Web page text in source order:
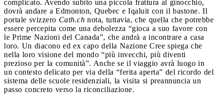
complicato. Avendo subìto una piccola frattura al ginocchio,
dovrà andare a Edmonton, Quebec e Iqaluit con il bastone. Il
portale svizzero Cath.ch nota, tuttavia, che quella che potrebbe
essere percepita come una debolezza “gioca a suo favore con
le Prime Nazioni del Canada”, che andrà a incontrare a casa
loro. Un diacono ed ex capo della Nazione Cree spiega che
nella loro visione del mondo “più invecchi, più diventi
prezioso per la comunità”. Anche se il viaggio avrà luogo in
un contesto delicato per via della “ferita aperta” del ricordo del
sistema delle scuole residenziali, la visita si preannuncia un
passo concreto verso la riconciliazione.